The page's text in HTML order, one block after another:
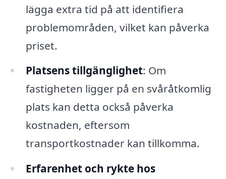
lägga extra tid på att identifiera
problemområden, vilket kan påverka
priset.
Platsens tillgänglighet: Om
fastigheten ligger på en svåråtkomlig
plats kan detta också påverka
kostnaden, eftersom
transportkostnader kan tillkomma.
Erfarenhet och rykte hos